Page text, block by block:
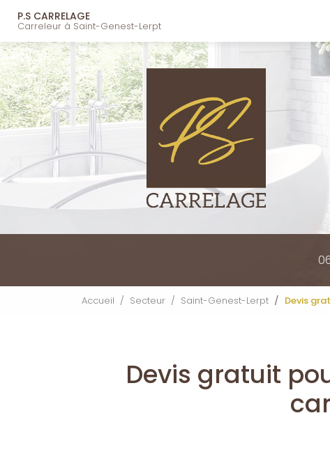
contenu
principal
P.S CARRELAGE
Carreleur à Saint-Genest-Lerpt
Accueil Secteur Saint-Genest-Lerpt Devis
Devis gratuit